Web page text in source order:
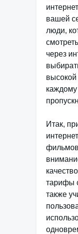
вашей
люди,
через
высокой
Итак,
тарифы
также